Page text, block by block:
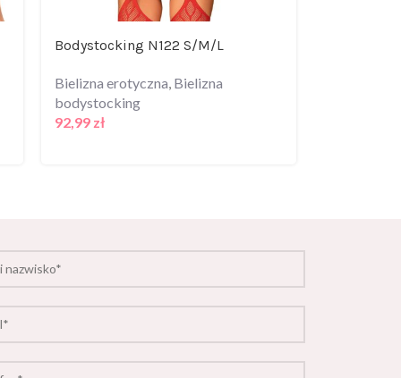
Bodystocking N122 S/M/L
Bielizna erotyczna, Bielizna
bodystocking
92,99 zł